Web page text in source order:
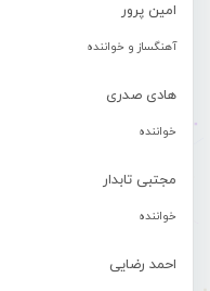
امین پرور
آهنگساز و خواننده
هادی صدری
خواننده
مجتبی تابدار
خواننده
احمد رضایی